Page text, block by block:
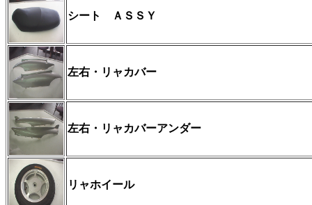
シート ＡＳＳＹ
左右・リャカバー
左右・リャカバーアンダー
リャホイール